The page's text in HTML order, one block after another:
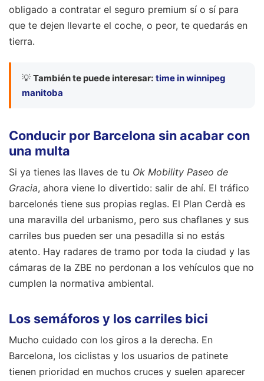
obligado a contratar el seguro premium sí o sí para
que te dejen llevarte el coche, o peor, te quedarás en
tierra.
💡 También te puede interesar: time in winnipeg
manitoba
Conducir por Barcelona sin acabar con
una multa
Si ya tienes las llaves de tu Ok Mobility Paseo de
Gracia, ahora viene lo divertido: salir de ahí. El tráfico
barcelonés tiene sus propias reglas. El Plan Cerdà es
una maravilla del urbanismo, pero sus chaflanes y sus
carriles bus pueden ser una pesadilla si no estás
atento. Hay radares de tramo por toda la ciudad y las
cámaras de la ZBE no perdonan a los vehículos que no
cumplen la normativa ambiental.
Los semáforos y los carriles bici
Mucho cuidado con los giros a la derecha. En
Barcelona, los ciclistas y los usuarios de patinete
tienen prioridad en muchos cruces y suelen aparecer